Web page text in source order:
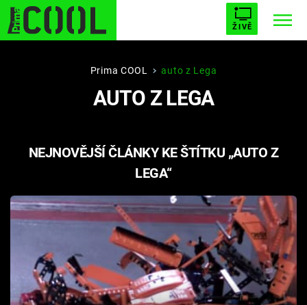
ŽIVĚ
STARHOUSE BUFFY, PŘEMOŽITELKA UPÍRŮ
PLNEJ KOTEL AVENGERS 5
Filmy
Seriály
Hry
Prima COOL auto z Lega
AUTO Z LEGA
NEJNOVĚJŠÍ ČLÁNKY KE ŠTÍTKU „AUTO Z
LEGA“